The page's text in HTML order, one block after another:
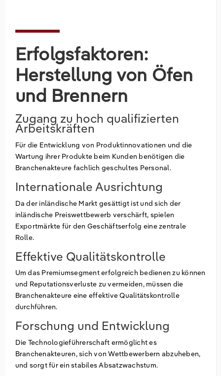
Erfolgsfaktoren:
Herstellung von Öfen
und Brennern
Zugang zu hoch qualifizierten
Arbeitskräften
Für die Entwicklung von Produktinnovationen und die
Wartung ihrer Produkte beim Kunden benötigen die
Branchenakteure fachlich geschultes Personal.
Internationale Ausrichtung
Da der inländische Markt gesättigt ist und sich der
inländische Preiswettbewerb verschärft, spielen
Exportmärkte für den Geschäftserfolg eine zentrale
Rolle.
Effektive Qualitätskontrolle
Um das Premiumsegment erfolgreich bedienen zu können
und Reputationsverluste zu vermeiden, müssen die
Branchenakteure eine effektive Qualitätskontrolle
durchführen.
Forschung und Entwicklung
Die Technologieführerschaft ermöglicht es
Branchenakteuren, sich von Wettbewerbern abzuheben,
und sorgt für ein stabiles Absatzwachstum.